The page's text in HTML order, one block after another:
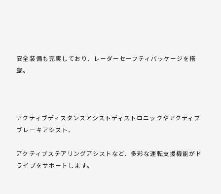
安全装備も充実しており、レーダーセーフティパッケージを搭
載。
アクティブディスタンスアシストディストロニックやアクティブ
ブレーキアシスト、
アクティブステアリングアシストなど、多彩な運転支援機能がド
ライブをサポートします。